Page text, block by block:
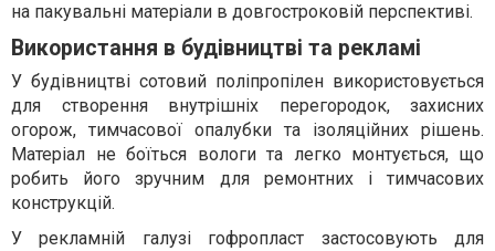
на пакувальні матеріали в довгостроковій перспективі.
Використання в будівництві та рекламі
У будівництві сотовий поліпропілен використовується
для створення внутрішніх перегородок, захисних
огорож, тимчасової опалубки та ізоляційних рішень.
Матеріал не боїться вологи та легко монтується, що
робить його зручним для ремонтних і тимчасових
конструкцій.
У рекламній галузі гофропласт застосовують для